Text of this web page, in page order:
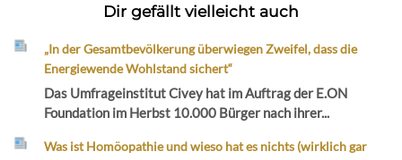
Dir gefällt vielleicht auch
„In der Gesamtbevölkerung überwiegen Zweifel, dass die
Energiewende Wohlstand sichert“
Das Umfrageinstitut Civey hat im Auftrag der E.ON
Foundation im Herbst 10.000 Bürger nach ihrer...
Was ist Homöopathie und wieso hat es nichts (wirklich gar